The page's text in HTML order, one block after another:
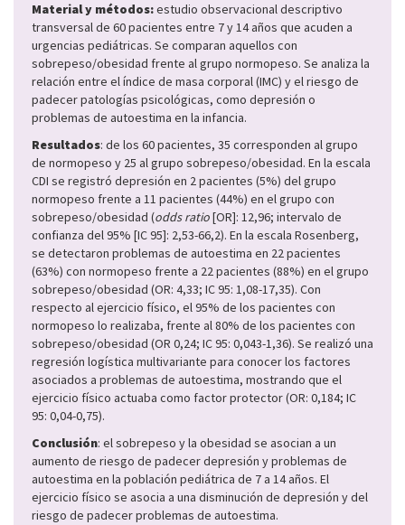
Material y métodos:estudio observacional descriptivo
transversal de 60 pacientes entre 7 y 14 años que acuden a
urgencias pediátricas. Se comparan aquellos con
sobrepeso/obesidad frente al grupo normopeso. Se analiza la
relación entre el índice de masa corporal (IMC) y el riesgo de
padecer patologías psicológicas, como depresión o
problemas de autoestima en la infancia.
Resultados: de los 60 pacientes, 35 corresponden al grupo
de normopeso y 25 al grupo sobrepeso/obesidad. En la escala
CDI se registró depresión en 2 pacientes (5%) del grupo
normopeso frente a 11 pacientes (44%) en el grupo con
sobrepeso/obesidad (odds ratio[OR]: 12,96; intervalo de
confianza del 95% [IC 95]: 2,53-66,2). En la escala Rosenberg,
se detectaron problemas de autoestima en 22 pacientes
(63%) con normopeso frente a 22 pacientes (88%) en el grupo
sobrepeso/obesidad (OR: 4,33; IC 95: 1,08-17,35). Con
respecto al ejercicio físico, el 95% de los pacientes con
normopeso lo realizaba, frente al 80% de los pacientes con
sobrepeso/obesidad (OR 0,24; IC 95: 0,043-1,36). Se realizó una
regresión logística multivariante para conocer los factores
asociados a problemas de autoestima, mostrando que el
ejercicio físico actuaba como factor protector (OR: 0,184; IC
95: 0,04-0,75).
Conclusión: el sobrepeso y la obesidad se asocian a un
aumento de riesgo de padecer depresión y problemas de
autoestima en la población pediátrica de 7 a 14 años. El
ejercicio físico se asocia a una disminución de depresión y del
riesgo de padecer problemas de autoestima.